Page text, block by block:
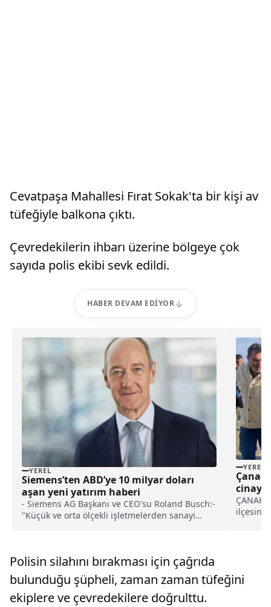
Cevatpaşa Mahallesi Fırat Sokak'ta bir kişi av
tüfeğiyle balkona çıktı.
Çevredekilerin ihbarı üzerine bölgeye çok
sayıda polis ekibi sevk edildi.
HABER DEVAM EDIYOR
YEREL
Siemens’ten ABD’ye 10 milyar doları
aşan yeni yatırım haberi
- Siemens AG Başkanı ve CEO'su Roland Busch:-
"Küçük ve orta ölçekli işletmelerden sanayi
şirket yok"
YEREL
Polisin silahını bırakması için çağrıda
bulunduğu şüpheli, zaman zaman tüfeğini
ekiplere ve çevredekilere doğrulttu.